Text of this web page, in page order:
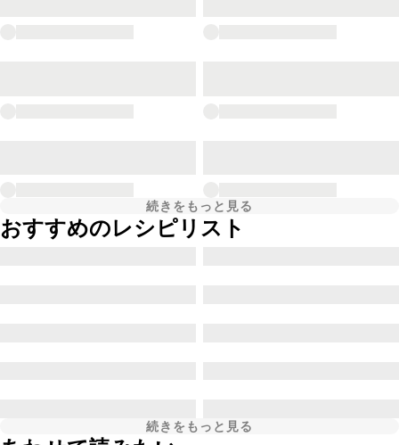
続きをもっと見る
おすすめのレシピリスト
続きをもっと見る